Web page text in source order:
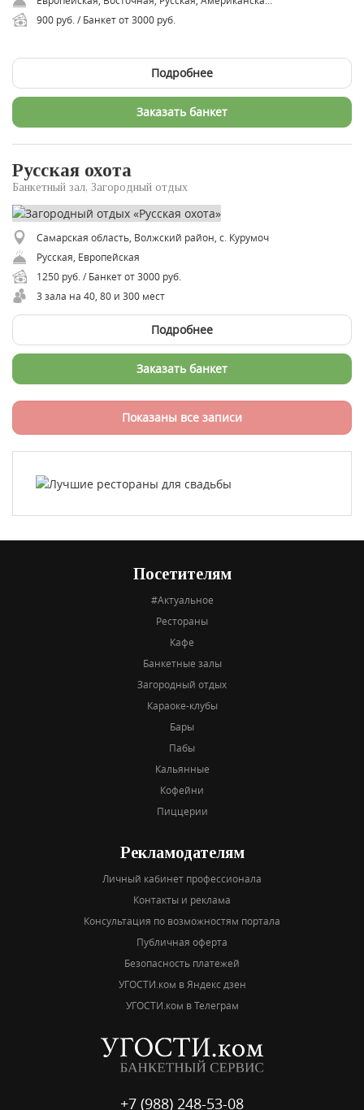
900 руб. / Банкет от 3000 руб.
Подробнее
Заказать банкет
Русская охота
Банкетный зал, Загородный отдых
Самарская область, Волжский район, с. Курумоч
Русская, Европейская
1250 руб. / Банкет от 3000 руб.
3 зала на 40, 80 и 300 мест
Подробнее
Заказать банкет
Показаны все записи
Посетителям
#Актуальное
Рестораны
Кафе
Банкетные залы
Загородный отдых
Караоке-клубы
Бары
Пабы
Кальянные
Кофейни
Пиццерии
Рекламодателям
Личный кабинет профессионала
Контакты и реклама
Консультация по возможностям портала
Публичная оферта
Безопасность платежей
УГОСТИ.ком в Яндекс дзен
УГОСТИ.ком в Телеграм
+7 (988) 248-53-08